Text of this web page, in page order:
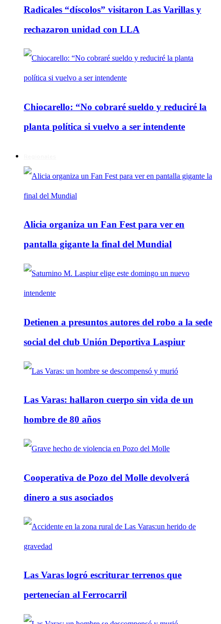
Radicales “díscolos” visitaron Las Varillas y
rechazaron unidad con LLA
Chiocarello: “No cobraré sueldo y reduciré la
planta política si vuelvo a ser intendente
Alicia organiza un Fan Fest para ver en
pantalla gigante la final del Mundial
Detienen a presuntos autores del robo a la sede
social del club Unión Deportiva Laspiur
Las Varas: hallaron cuerpo sin vida de un
hombre de 80 años
Cooperativa de Pozo del Molle devolverá
dinero a sus asociados
Las Varas logró escriturar terrenos que
pertenecían al Ferrocarril